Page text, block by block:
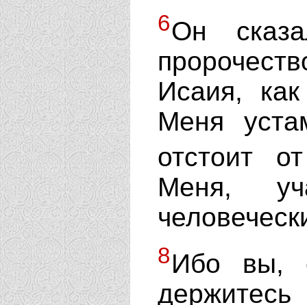
6Он
Исаия,
Меня
отстоит
Меня,
8Ибо вы,